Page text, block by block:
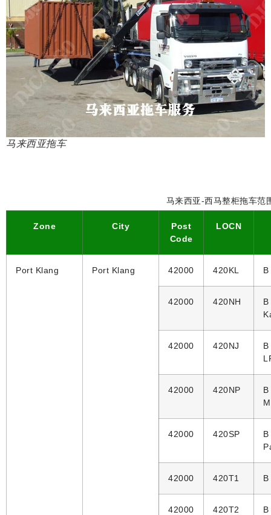
马来西亚拖车
马来西亚-西马整柜拖车范
Zone City
Post
Code
LOCN
Port Klang Port Klang 42000 420KL
42000 420NH
42000 420NJ
42000 420NP
42000 420SP
42000 420T1
42000 420T2